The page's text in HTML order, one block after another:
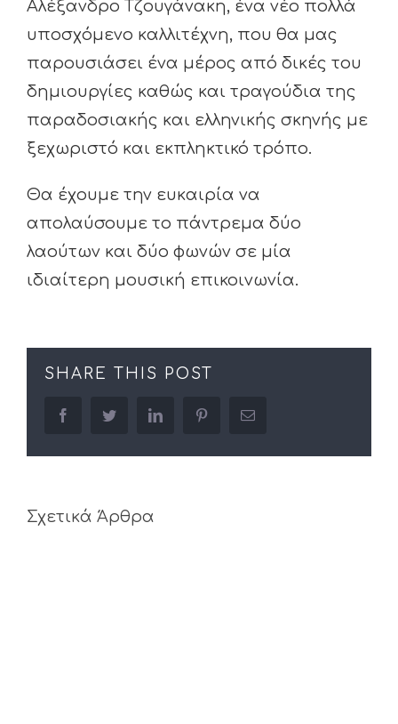
Αλέξανδρο Τζουγάνακη, ένα νέο πολλά
υποσχόμενο καλλιτέχνη, που θα μας
παρουσιάσει ένα μέρος από δικές του
δημιουργίες καθώς και τραγούδια της
παραδοσιακής και ελληνικής σκηνής με
ξεχωριστό και εκπληκτικό τρόπο.
Θα έχουμε την ευκαιρία να
απολαύσουμε το πάντρεμα δύο
λαούτων και δύο φωνών σε μία
ιδιαίτερη μουσική επικοινωνία.
SHARE THIS POST
facebooktwitter linkedin pinterestEmail
Σχετικά Άρθρα